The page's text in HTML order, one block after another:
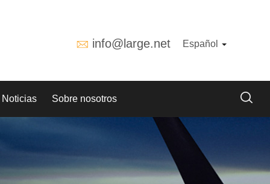
info@large.net Español
Noticias Sobre nosotros